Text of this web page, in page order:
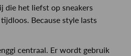
die het liefst op sneakers
Because style lasts
centraal. Er wordt gebruik